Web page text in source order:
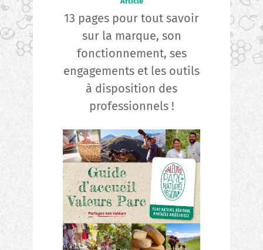
13 pages pour tout savoir
sur la marque, son
fonctionnement, ses
engagements et les outils
à disposition des
professionnels !